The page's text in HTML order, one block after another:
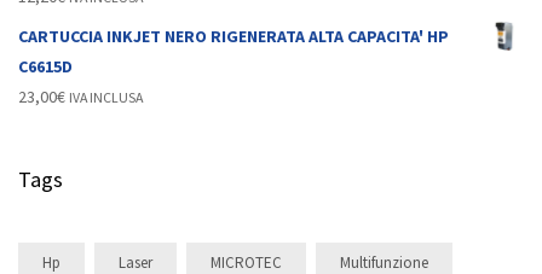
CARTUCCIA INKJET NERO RIGENERATA ALTA CAPACITA' HP
C6615D
23,00€ IVA INCLUSA
Tags
Hp Laser MICROTEC Multifunzione